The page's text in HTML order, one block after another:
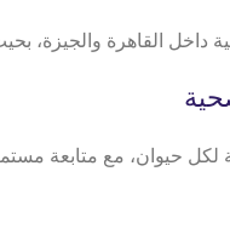
حيوان، مع متابعة